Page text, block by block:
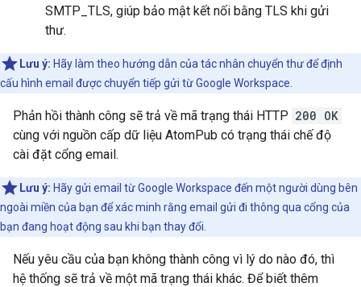
SMTP_TLS, giúp bảo mật kết nối bằng TLS khi gửi
thư.
Lưu ý: Hãy làm theo hướng dẫn của tác nhân chuyển thư để định
cấu hình email được chuyển tiếp gửi từ Google Workspace.
Phản hồi thành công sẽ trả về mã trạng thái HTTP 200 OK
cùng với nguồn cấp dữ liệu AtomPub có trạng thái chế độ
cài đặt cổng email.
Lưu ý: Hãy gửi email từ Google Workspace đến một người dùng bên
ngoài miền của bạn để xác minh rằng email gửi đi thông qua cổng của
bạn đang hoạt động sau khi bạn thay đổi.
Nếu yêu cầu của bạn không thành công vì lý do nào đó, thì
hệ thống sẽ trả về một mã trạng thái khác. Để biết thêm